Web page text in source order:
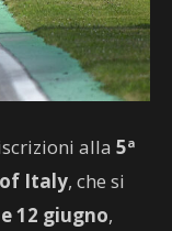
alla 5ª
Italy, che si
12 giugno,